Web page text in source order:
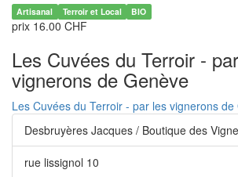
Artisanal Terroir et Local BIO
prix 16.00 CHF
Les Cuvées du Terroir -
vignerons de Genève
Les Cuvées du Terroir - par les vignerons de
Desbruyères Jacques / Boutique des
rue lissignol 10